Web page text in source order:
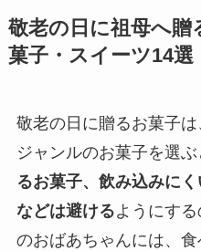
敬老の日に祖母へ
菓子・スイーツ14選
敬老の日に贈るお菓子
ジャンルのお菓子を選ぶ
るお菓子、飲み込みに
などは避けるようにす
のおばあちゃんには、